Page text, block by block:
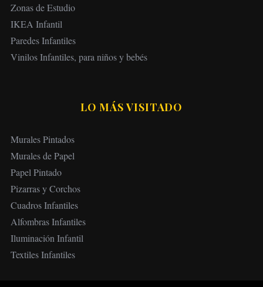
Zonas de Estudio
IKEA Infantil
Paredes Infantiles
Vinilos Infantiles, para niños y bebés
LO MÁS VISITADO
Murales Pintados
Murales de Papel
Papel Pintado
Pizarras y Corchos
Cuadros Infantiles
Alfombras Infantiles
Iluminación Infantil
Textiles Infantiles